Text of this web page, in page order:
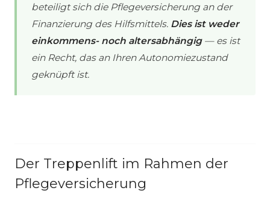
beteiligt sich die Pflegeversicherung an der
Finanzierung des Hilfsmittels. Dies ist weder
einkommens- noch altersabhängig— es ist
ein Recht, das an Ihren Autonomiezustand
geknüpft ist.
Der Treppenlift im Rahmen der
Pflegeversicherung